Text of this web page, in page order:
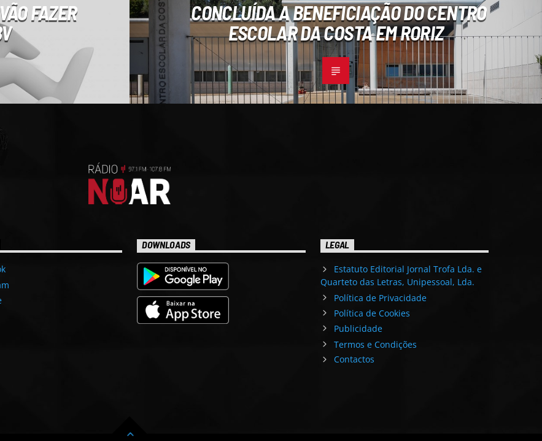
FAZER
CONCLUÍDA A BENEFICIAÇÃO DO CENTRO
ESCOLAR DA COSTA EM RORIZ
DOWNLOADS LEGAL
Estatuto Editorial Jornal Trofa Lda. e
Quarteto das Letras, Unipessoal, Lda.
Política de Privacidade
Política de Cookies
Publicidade
Termos e Condições
Contactos